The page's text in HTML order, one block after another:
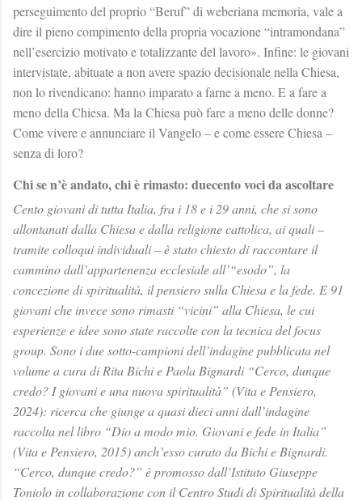
perseguimento del proprio “Beruf” di weberiana memoria, vale a
dire il pieno compimento della propria vocazione “intramondana”
nell’esercizio motivato e totalizzante del lavoro». Infine: le giovani
intervistate, abituate a non avere spazio decisionale nella Chiesa,
non lo rivendicano: hanno imparato a farne a meno. E a fare a
meno della Chiesa. Ma la Chiesa può fare a meno delle donne?
Come vivere e annunciare il Vangelo – e come essere Chiesa –
senza di loro?
Chi se n’è andato, chi è rimasto: duecento voci da ascoltare
Cento giovani di tutta Italia, fra i 18 e i 29 anni, che si sono
allontanati dalla Chiesa e dalla religione cattolica, ai quali –
tramite colloqui individuali – è stato chiesto di raccontare il
cammino dall’appartenenza ecclesiale all’“esodo”, la
concezione di spiritualità, il pensiero sulla Chiesa e la fede. E 91
giovani che invece sono rimasti “vicini” alla Chiesa, le cui
esperienze e idee sono state raccolte con la tecnica del focus
group. Sono i due sotto-campioni dell’indagine pubblicata nel
volume a cura di Rita Bichi e Paola Bignardi “Cerco, dunque
credo? I giovani e una nuova spiritualità” (Vita e Pensiero,
2024): ricerca che giunge a quasi dieci anni dall’indagine
raccolta nel libro “Dio a modo mio. Giovani e fede in Italia”
(Vita e Pensiero, 2015) anch’esso curato da Bichi e Bignardi.
“Cerco, dunque credo?” è promosso dall’Istituto Giuseppe
Toniolo in collaborazione con il Centro Studi di Spiritualità della